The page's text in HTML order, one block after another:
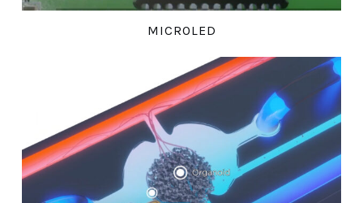
MICROLED